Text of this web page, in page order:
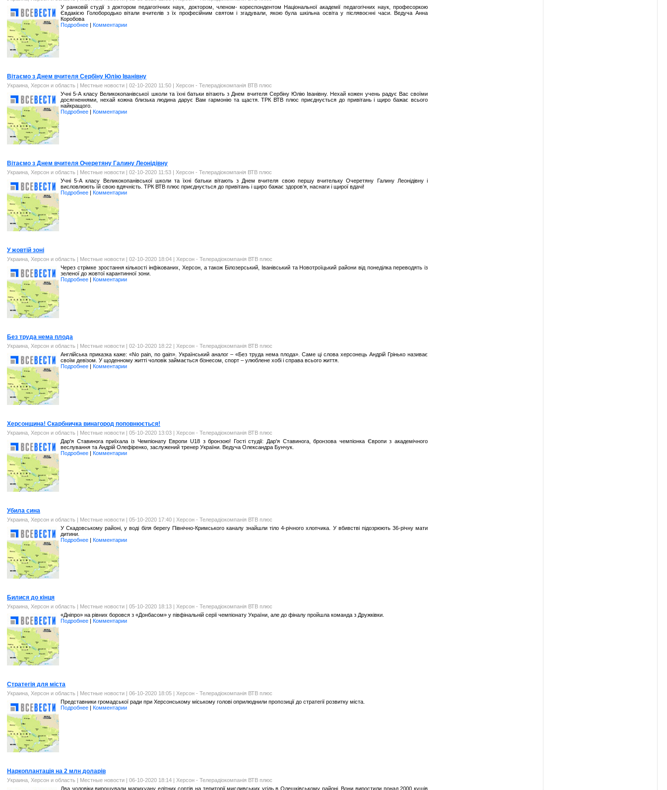
У ранковій студії з доктором педагогічних наук, доктором, членом- кореспондентом Національної академії педагогічних наук, професоркою
Євдакією Голобородько вітали вчителів з їх професійним святом і згадували, якою була шкільна освіта у післявоєнні часи. Ведуча Анна
Коробова
Подробнее | Комментарии
Вітаємо з Днем вчителя Сербіну Юлію Іванівну
Украина, Херсон и область | Местные новости | 02-10-2020 11:50 | Херсон - Телерадіокомпанія ВТВ плюс
Учні 5-А класу Великокопанівської школи та їхні батьки вітають з Днем вчителя Сербіну Юлію Іванівну. Нехай кожен учень радує Вас своїми
досягненнями, нехай кожна близька людина дарує Вам гармонію та щастя. ТРК ВТВ плюс приєднується до привітань і щиро бажає всього
найкращого.
Подробнее | Комментарии
Вітаємо з Днем вчителя Очеретяну Галину Леонідівну
Украина, Херсон и область | Местные новости | 02-10-2020 11:53 | Херсон - Телерадіокомпанія ВТВ плюс
Учні 5-А класу Великокопанівської школи та їхні батьки вітають з Днем вчителя свою першу вчительку Очеретяну Галину Леонідівну і
висловлюють їй свою вдячність. ТРК ВТВ плюс приєднується до привітань і щиро бажає здоров’я, наснаги і щирої вдачі!
Подробнее | Комментарии
У жовтій зоні
Украина, Херсон и область | Местные новости | 02-10-2020 18:04 | Херсон - Телерадіокомпанія ВТВ плюс
Через стрімке зростання кількості інфікованих, Херсон, а також Білозерський, Іванівський та Новотроїцький райони від понеділка переводять із
зеленої до жовтої карантинної зони.
Подробнее | Комментарии
Без труда нема плода
Украина, Херсон и область | Местные новости | 02-10-2020 18:22 | Херсон - Телерадіокомпанія ВТВ плюс
Англійська приказка каже: «No pain, no gain». Український аналог – «Без труда нема плода». Саме ці слова херсонець Андрій Грінько називає
своїм девізом. У щоденному житті чоловік займається бізнесом, спорт – улюблене хобі і справа всього життя.
Подробнее | Комментарии
Херсонщина! Скарбничка винагород поповнюється!
Украина, Херсон и область | Местные новости | 05-10-2020 13:03 | Херсон - Телерадіокомпанія ВТВ плюс
Дар'я Ставинога приїхала із Чемпіонату Европи U18 з бронзою! Гості студії: Дар'я Ставинога, бронзова чемпіонка Європи з академічного
веслування та Андрій Олефіренко, заслужений тренер України. Ведуча Олександра Бунчук.
Подробнее | Комментарии
Убила сина
Украина, Херсон и область | Местные новости | 05-10-2020 17:40 | Херсон - Телерадіокомпанія ВТВ плюс
У Скадовському районі, у воді біля берегу Північно-Кримського каналу знайшли тіло 4-річного хлопчика. У вбивстві підозрюють 36-річну мати
дитини.
Подробнее | Комментарии
Билися до кінця
Украина, Херсон и область | Местные новости | 05-10-2020 18:13 | Херсон - Телерадіокомпанія ВТВ плюс
«Дніпро» на рівних боровся з «Донбасом» у півфінальній серії чемпіонату України, але до фіналу пройшла команда з Дружківки.
Подробнее | Комментарии
Стратегія для міста
Украина, Херсон и область | Местные новости | 06-10-2020 18:05 | Херсон - Телерадіокомпанія ВТВ плюс
Представники громадської ради при Херсонському міському голові оприлюднили пропозиції до стратегії розвитку міста.
Подробнее | Комментарии
Наркоплантація на 2 млн доларів
Украина, Херсон и область | Местные новости | 06-10-2020 18:14 | Херсон - Телерадіокомпанія ВТВ плюс
Два чоловіки вирощували марихуану елітних сортів на території мисливських угідь в Олешківському районі. Вони виростили понад 2000 кущів